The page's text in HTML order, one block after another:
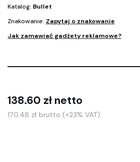
Katalog: Bullet
Znakowanie: Zapytaj o znakowanie
Jak zamawiać gadżety reklamowe?
138.60 zł netto
170.48 zł brutto (+23% VAT)